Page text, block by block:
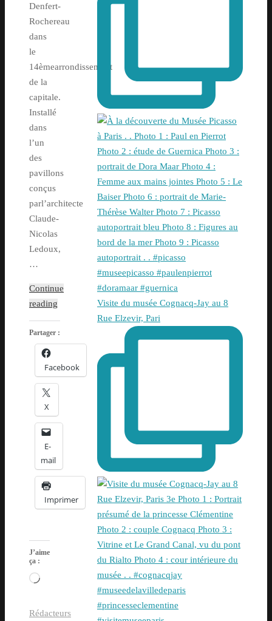
Denfert-
Rochereau
dans
le
14èmearrondissement
de la
capitale.
Installé
dans
l’un
des
pavillons
conçus
parl’architecte
Claude-
Nicolas
Ledoux,
…
Continue
reading
Partager :
Facebook
X
E-
mail
Imprimer
J’aime
ça :
Chargement…
Rédacteurs
Visite du musée Cognacq-Jay au 8
Rue Elzevir, Pari